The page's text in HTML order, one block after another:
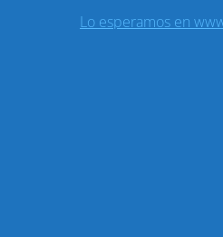
Lo esperamos en